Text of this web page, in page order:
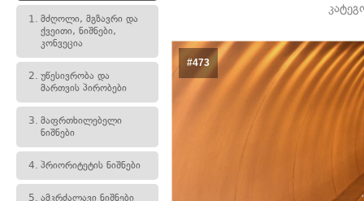
1. მძღოლი, მგზავრი და
ქვეითი, ნიშნები,
კონვეცია
2. უწესივრობა და
მართვის პირობები
3. მაფრთხილებელი
ნიშნები
4. პრიორიტეტის ნიშნები
5. ამკრძალავი ნიშნები
#473